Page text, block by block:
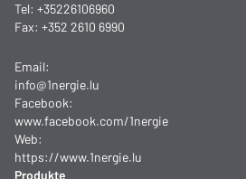
Tel: +35226106960
Fax: +352 2610 6990
Email:
info@1nergie.lu
Facebook:
www.facebook.com/1nergie
Web:
https://www.1nergie.lu
Produkte